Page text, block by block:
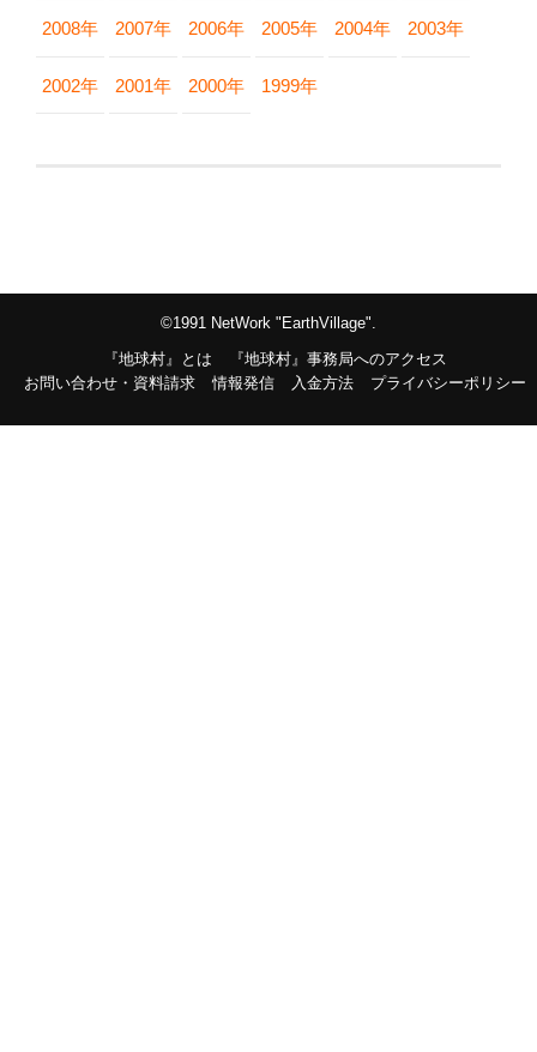
2008年 2007年 2006年 2005年 2004年 2003年
2002年 2001年 2000年 1999年
©1991 NetWork "EarthVillage".
『地球村』とは
『地球村』事務局へのアクセス
お問い合わせ・資料請求
情報発信 入金方法 プライバシーポリシー